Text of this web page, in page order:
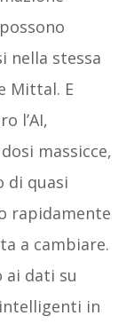
nella stessa
Mittal. E
l’AI,
massicce,
di quasi
rapidamente
a cambiare.
ai dati su
in